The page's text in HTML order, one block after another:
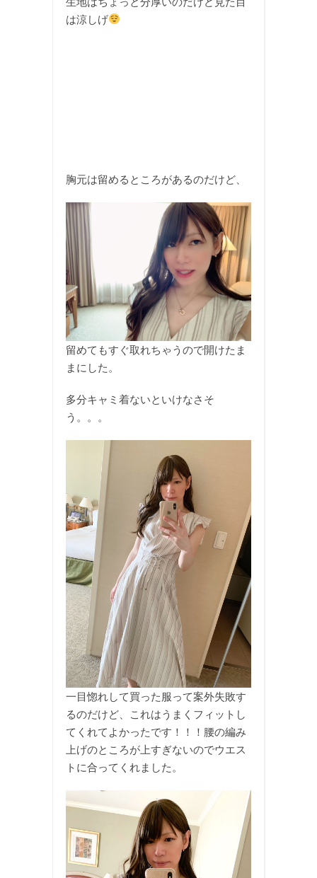
は涼しげ
胸元は留めるところがあるのだけど、
留めてもすぐ取れちゃうので開けたま
まにした。
多分キャミ着ないといけなさそ
う。。。
一目惚れして買った服って案外失敗す
るのだけど、これはうまくフィットし
てくれてよかったです！！！腰の編み
上げのところが上すぎないのでウエス
トに合ってくれました。